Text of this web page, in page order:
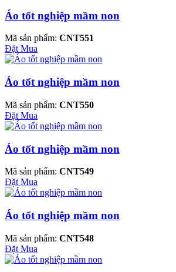
Áo tốt nghiệp mầm non
Mã sản phẩm: CNT551
Đặt Mua
Áo tốt nghiệp mầm non
Mã sản phẩm: CNT550
Đặt Mua
Áo tốt nghiệp mầm non
Mã sản phẩm: CNT549
Đặt Mua
Áo tốt nghiệp mầm non
Mã sản phẩm: CNT548
Đặt Mua